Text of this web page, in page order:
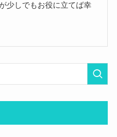
少しでもお役に立てば幸